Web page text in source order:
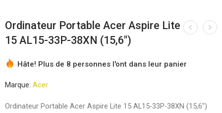
Ordinateur Portable Acer Aspire Lite
15 AL15-33P-38XN (15,6″)
Hâte! Plus de 8 personnes l'ont dans leur panier
Marque: Acer
Ordinateur Portable Acer Aspire Lite 15 AL15-33P-38XN (15,6″)